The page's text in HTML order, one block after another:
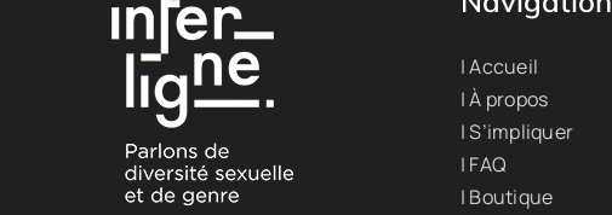
| Accueil
| À propos
| S’impliquer
| FAQ
| Boutique